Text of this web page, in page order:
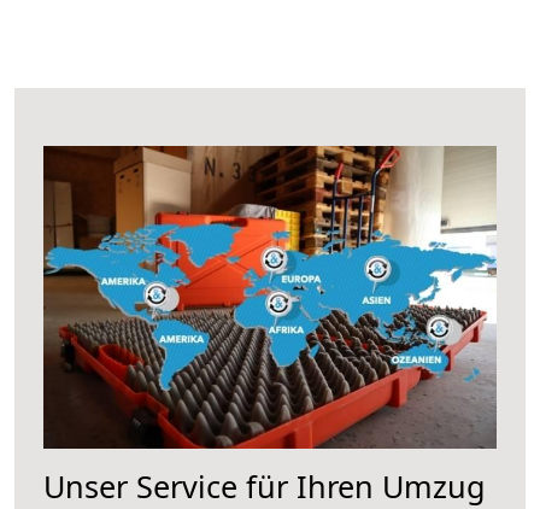
Unser Service für Ihren Umzug